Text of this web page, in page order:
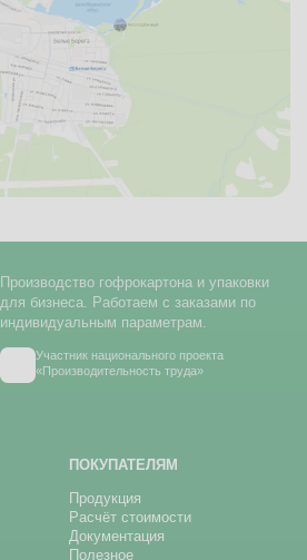
Производство гофрокартона и упаковки
для бизнеса. Работаем с заказами по
индивидуальным параметрам.
Участник национального проекта
«Производительность труда»
ПОКУПАТЕЛЯМ
Продукция
Расчёт стоимости
Документация
Полезное